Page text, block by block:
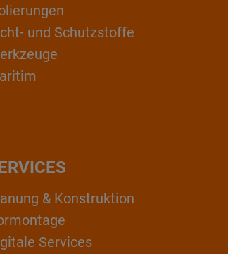
und Schutzstoffe
& Konstruktion
Services